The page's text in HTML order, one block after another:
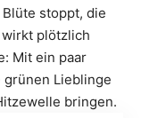
stoppt, die
plötzlich
Mit ein paar
Lieblinge
bringen.